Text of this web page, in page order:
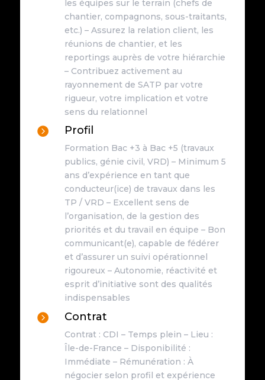
les équipes sur le terrain (chefs de
chantier, compagnons, sous-traitants,
etc.) – Assurez la relation client, les
réunions de chantier, et les
reportings auprès de votre hiérarchie
– Contribuez activement au
rayonnement de SATP par votre
rigueur, votre implication et votre
sens du relationnel
 Profil
Formation Bac +3 à Bac +5 (travaux
publics, génie civil, VRD) – Minimum 5
ans d’expérience en tant que
conducteur(ice) de travaux dans les
TP / VRD – Excellent sens de
l’organisation, de la gestion des
priorités et du travail en équipe – Bon
communicant(e), capable de fédérer
et d’assurer un suivi opérationnel
rigoureux – Autonomie, réactivité et
esprit d’initiative sont des qualités
indispensables
 Contrat
Contrat : CDI – Temps plein – Lieu :
Île-de-France – Disponibilité :
Immédiate – Rémunération : À
négocier selon profil et expérience